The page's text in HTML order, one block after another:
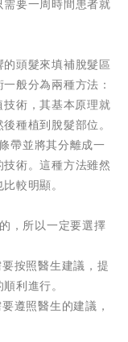
要一周時間患者就
頭髮來填補脫髮區
般分為兩種方法：
技術，其基本原理就
種植到脫髮部位。
帶並將其分離成一
術。這種方法雖然
較明顯。
，所以一定要選擇
按照醫生建議，提
利進行。
遵照醫生的建議，